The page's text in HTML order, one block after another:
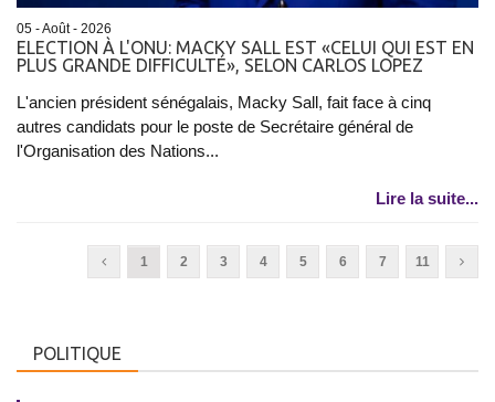
05 - Août - 2026
ELECTION À L'ONU: MACKY SALL EST «CELUI QUI EST EN
PLUS GRANDE DIFFICULTÉ», SELON CARLOS LOPEZ
L'ancien président sénégalais, Macky Sall, fait face à cinq
autres candidats pour le poste de Secrétaire général de
l'Organisation des Nations...
Lire la suite...
1 2 3 4 5 6 7 11
POLITIQUE